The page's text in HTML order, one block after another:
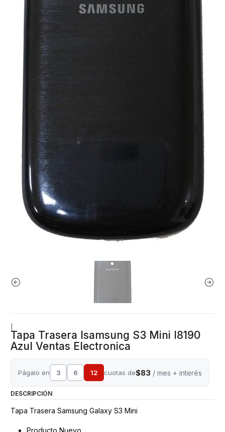
Tapa Trasera Isamsung S3 Mini I8190
Azul Ventas Electronica
Págalo en 3 6 12 cuotas de$83 / mes + interés
DESCRIPCIÓN
Tapa Trasera Samsung Galaxy S3 Mini
Producto Nuevo